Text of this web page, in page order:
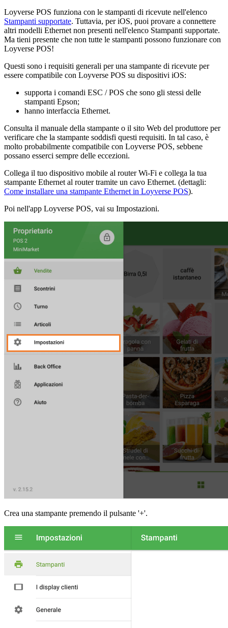
Loyverse POS funziona con le stampanti di ricevute nell'elenco
Stampanti supportate. Tuttavia, per iOS, puoi provare a connettere
altri modelli Ethernet non presenti nell'elenco Stampanti supportate.
Ma tieni presente che non tutte le stampanti possono funzionare con
Loyverse POS!
Questi sono i requisiti generali per una stampante di ricevute per
essere compatibile con Loyverse POS su dispositivi iOS:
supporta i comandi ESC / POS che sono gli stessi delle
stampanti Epson;
hanno interfaccia Ethernet.
Consulta il manuale della stampante o il sito Web del produttore per
verificare che la stampante soddisfi questi requisiti. In tal caso, è
molto probabilmente compatibile con Loyverse POS, sebbene
possano esserci sempre delle eccezioni.
Collega il tuo dispositivo mobile al router Wi-Fi e collega la tua
stampante Ethernet al router tramite un cavo Ethernet. (dettagli:
Come installare una stampante Ethernet in Loyverse POS).
Poi nell'app Loyverse POS, vai su Impostazioni.
Crea una stampante premendo il pulsante '+'.